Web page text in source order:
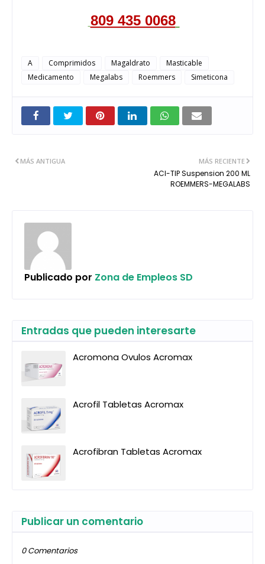
809 435 0068
A Comprimidos Magaldrato
Masticable
Medicamento
Megalabs Roemmers Simeticona
MÁS RECIENTE
ACI-TIP Suspension 200 ML
ROEMMERS-MEGALABS
MÁS ANTIGUA
Publicado por Zona de Empleos SD
Entradas que pueden interesarte
Acromona Ovulos Acromax
Acrofil Tabletas Acromax
Acrofibran Tabletas Acromax
Publicar un comentario
0 Comentarios